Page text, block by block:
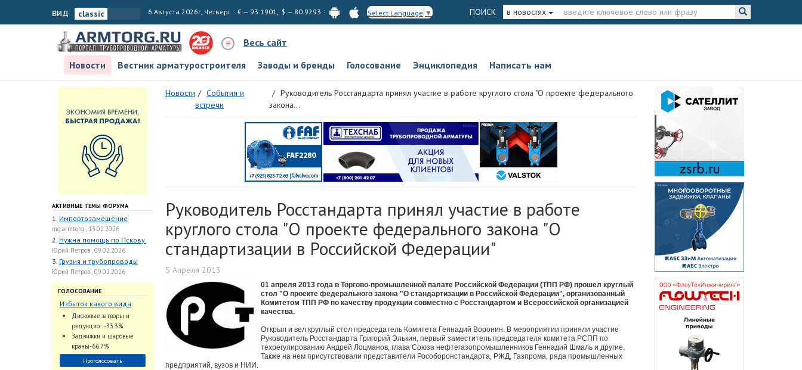
вид 6 Августа 2026г, Четверг € — 93.1901, $ — 80.9293 Select Language ▼ ПОИСК в новостях
Весь сайт
Новости
Вестник арматуростроителя Заводы и бренды Голосование Энциклопедия Написать нам
АКТИВНЫЕ ТЕМЫ ФОРУМА
1. Импортозамещение
mg.armtorg , 13.02.2026
2. Нужна помощь по Пскову.
Юрий Петров , 09.02.2026
3. Грузия и трубопроводы
Юрий Петров , 09.02.2026
ГОЛОСОВАНИЕ
Избыток какого вида
трубопроводной
арматуры наблюдается
на Российском рынке с
2024 по 2026 годы?
Дисковые затворы и
редукцио...-33.3%
Задвижки и шаровые
краны-66.7%
Проголосовать
Новости
События и
встречи
Руководитель Росстандарта принял участие в работе круглого стола "О проекте федерального
закона...
Руководитель Росстандарта принял участие в работе
круглого стола "О проекте федерального закона "О
стандартизации в Российской Федерации"
5 Апреля 2013
01 апреля 2013 года в Торгово-промышленной палате Российской Федерации (ТПП РФ) прошел круглый
стол "О проекте федерального закона "О стандартизации в Российской Федерации", организованный
Комитетом ТПП РФ по качеству продукции совместно с Росстандартом и Всероссийской организацией
качества.
Открыл и вел круглый стол председатель Комитета Геннадий Воронин. В мероприятии приняли участие
Руководитель Росстандарта Григорий Элькин, первый заместитель председателя комитета РСПП по
техрегулированию Андрей Лоцманов, глава Союза нефтегазопромышленников Геннадий Шмаль и другие.
Также на нем присутствовали представители Рособоронстандарта, РЖД, Газпрома, ряда промышленных
предприятий, вузов и НИИ.